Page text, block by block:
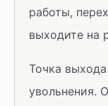
работы,
выходите на
Точка
увольнения.